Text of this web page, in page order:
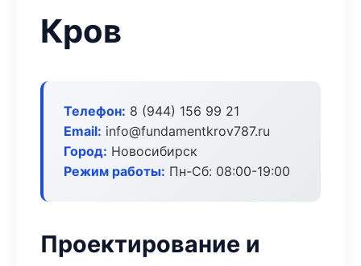
Кров
Телефон: 8 (944) 156 99 21
Email: info@fundamentkrov787.ru
Город: Новосибирск
Режим работы: Пн-Сб: 08:00-19:00
Проектирование и